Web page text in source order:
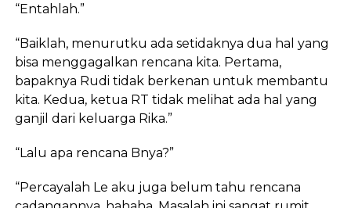
“Entahlah.”
“Baiklah, menurutku ada setidaknya dua hal yang
bisa menggagalkan rencana kita. Pertama,
bapaknya Rudi tidak berkenan untuk membantu
kita. Kedua, ketua RT tidak melihat ada hal yang
ganjil dari keluarga Rika.”
“Lalu apa rencana Bnya?”
“Percayalah Le aku juga belum tahu rencana